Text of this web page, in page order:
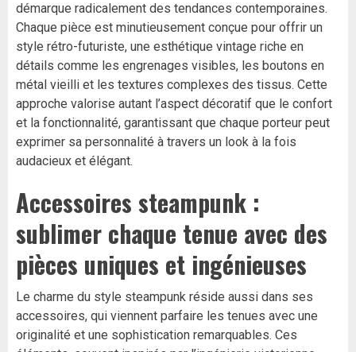
démarque radicalement des tendances contemporaines.
Chaque pièce est minutieusement conçue pour offrir un
style rétro-futuriste, une esthétique vintage riche en
détails comme les engrenages visibles, les boutons en
métal vieilli et les textures complexes des tissus. Cette
approche valorise autant l’aspect décoratif que le confort
et la fonctionnalité, garantissant que chaque porteur peut
exprimer sa personnalité à travers un look à la fois
audacieux et élégant.
Accessoires steampunk :
sublimer chaque tenue avec des
pièces uniques et ingénieuses
Le charme du style steampunk réside aussi dans ses
accessoires, qui viennent parfaire les tenues avec une
originalité et une sophistication remarquables. Ces